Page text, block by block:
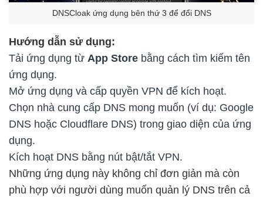
DNSCloak ứng dụng bên thứ 3 để đổi DNS
Hướng dẫn sử dụng:
Tải ứng dụng từ App Store bằng cách tìm kiếm tên
ứng dụng.
Mở ứng dụng và cấp quyền VPN để kích hoạt.
Chọn nhà cung cấp DNS mong muốn (ví dụ: Google
DNS hoặc Cloudflare DNS) trong giao diện của ứng
dụng.
Kích hoạt DNS bằng nút bật/tắt VPN.
Những ứng dụng này không chỉ đơn giản mà còn
phù hợp với người dùng muốn quản lý DNS trên cả